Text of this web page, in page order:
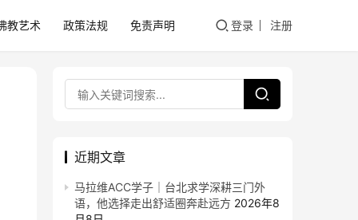
教艺术 政策法规 免责声明 登录 注册
近期文章
马拉维ACC学子｜台北求学深耕三门外
语，他选择走出舒适圈奔赴远方 2026年8